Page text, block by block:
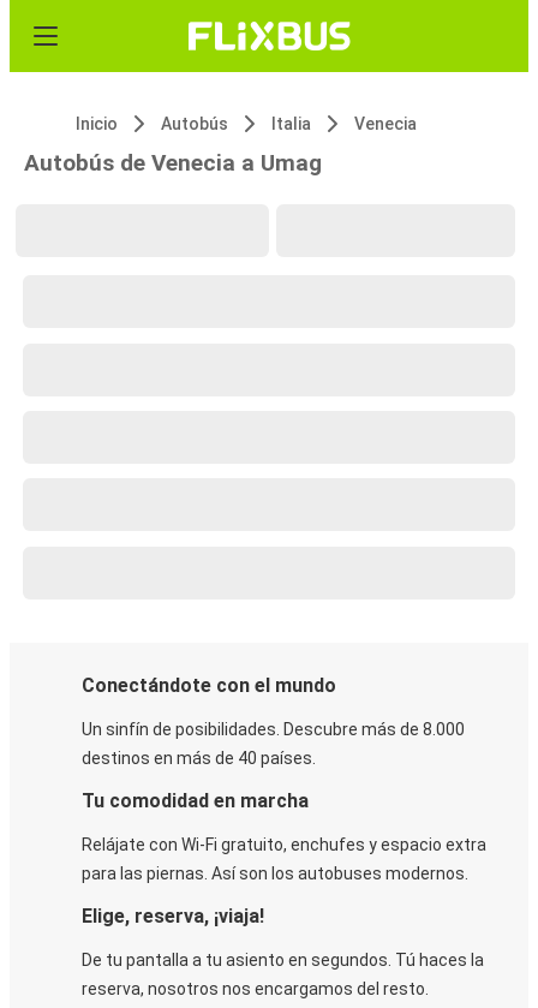
Inicio Autobús Italia Venecia
Autobús de Venecia a Umag
Conectándote con el mundo
Un sinfín de posibilidades. Descubre más de 8.000
destinos en más de 40 países.
Tu comodidad en marcha
Relájate con Wi-Fi gratuito, enchufes y espacio extra
para las piernas. Así son los autobuses modernos.
Elige, reserva, ¡viaja!
De tu pantalla a tu asiento en segundos. Tú haces la
reserva, nosotros nos encargamos del resto.